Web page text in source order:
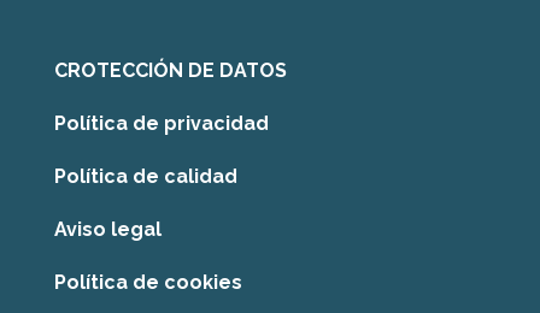
CROTECCIÓN DE DATOS
Política de privacidad
Política de calidad
Aviso legal
Política de cookies